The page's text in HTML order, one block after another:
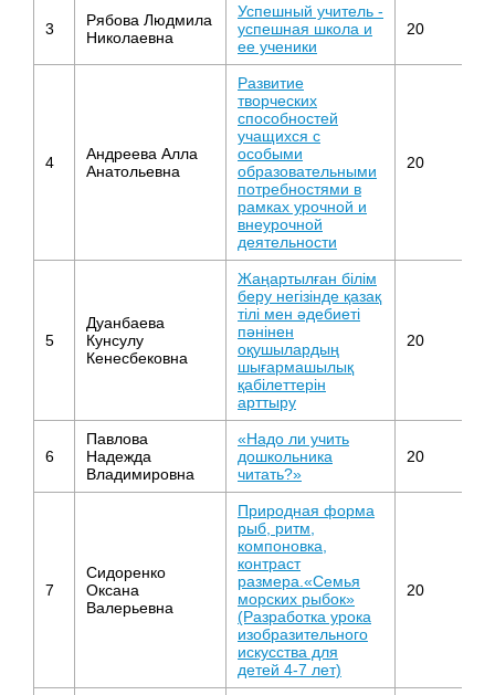
3
Рябова Людмила
Николаевна
Успешный учитель -
успешная школа и
ее ученики
20
4
Андреева Алла
Анатольевна
Развитие
творческих
способностей
учащихся с
особыми
образовательными
потребностями в
рамках урочной и
внеурочной
деятельности
20
5
Дуанбаева
Кунсулу
Кенесбековна
Жаңартылған білім
беру негізінде қазақ
тілі мен әдебиеті
пәнінен
оқушылардың
шығармашылық
қабілеттерін
арттыру
20
6
Павлова
Надежда
Владимировна
«Надо ли учить
дошкольника
читать?»
20
7
Сидоренко
Оксана
Валерьевна
Природная форма
рыб, ритм,
компоновка,
контраст
размера.«Семья
морских рыбок»
(Разработка урока
изобразительного
искусства для
детей 4-7 лет)
20